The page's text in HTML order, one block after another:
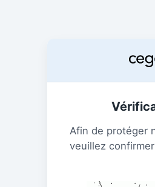
Afin de protéger
veuillez